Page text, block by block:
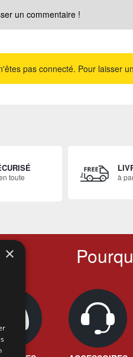
un commentaire !
pas connecté. Pour laisser
toute à
×